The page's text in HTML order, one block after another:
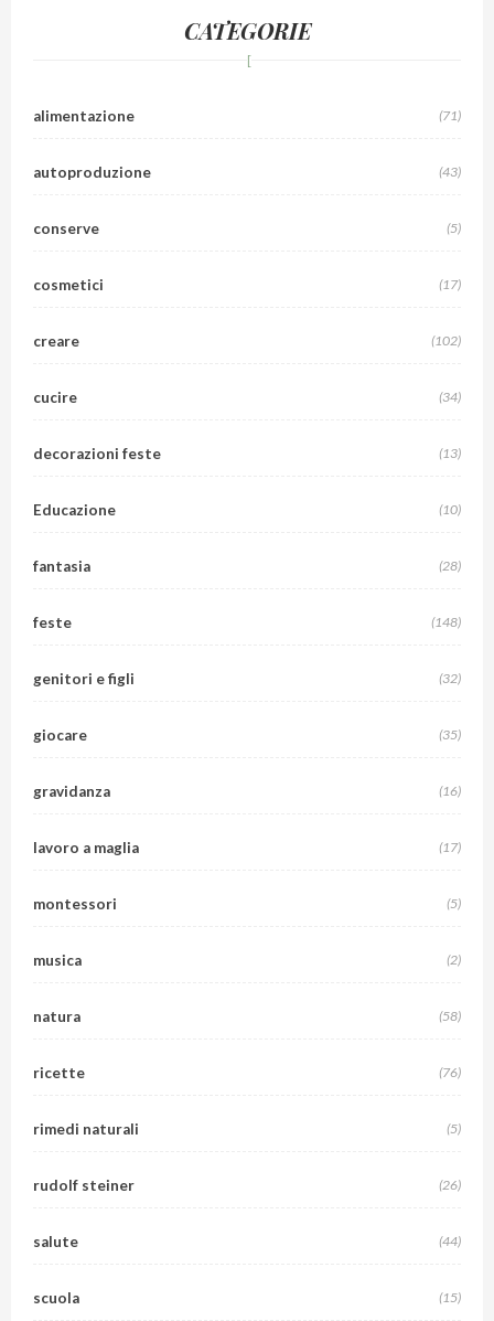
CATEGORIE
alimentazione (71)
autoproduzione (43)
conserve (5)
cosmetici (17)
creare (102)
cucire (34)
decorazioni feste (13)
Educazione (10)
fantasia (28)
feste (148)
genitori e figli (32)
giocare (35)
gravidanza (16)
lavoro a maglia (17)
montessori (5)
musica (2)
natura (58)
ricette (76)
rimedi naturali (5)
rudolf steiner (26)
salute (44)
scuola (15)